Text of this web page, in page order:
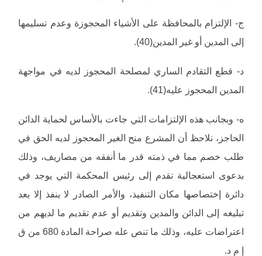
ج- الإلتزام بالمحافظة على الأشياء المحجوزة وعدم تسليمها
إلى المدين أو غير المدين(40).
د- قطع التقادم الساري لمصلحة المحجوز لديه في مواجهة
المدين المحجوز عليه(41).
ه- وبجانب هذه الإلتزامات التي جاءت بالأساس لحماية الدائن
الحاجز، نلاحظ أن المشرع منح الغير المحجوز لديه الحق في
طلب خصم مما في ذمته قدر ما أنفقه من مصاريف، وذلك
بدعوى استعجالية تقدم إلى رئيس المحكمة التي يوجد في
دائرة إختصاصها مكان التنفيذ، والأمر الصادر لا ينفذ إلا بعد
تبليغه إلى الدائن والمدين وتقديم أو عدم تقديم ما لديهم من
اعتراضات عليه، وذلك ما تنص عله صراحة المادة 680 من ق
إ م د.